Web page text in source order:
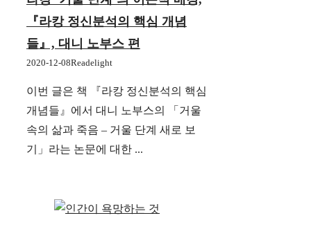
『라캉 정신분석의 핵심 개념
들』, 대니 노부스 편
2020-12-08Readelight
이번 글은 책 『라캉 정신분석의 핵심
개념들』에서 대니 노부스의 「거울
속의 삶과 죽음 – 거울 단계 새로 보
기」라는 논문에 대한 ...